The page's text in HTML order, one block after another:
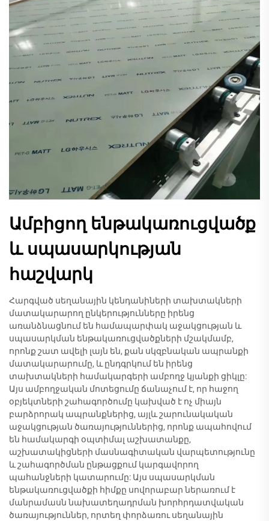
Ամբիցող ենթակառուցվածք
և սպասարկության
հաշվարկ
Հարգված սեղանային կենդանիների տախտակների
մատակարարող ընկերությունները իրենց
առանձնացնում են համապարփակ աջակցության և
սպասարկման ենթակառուցվածքների մշակմամբ,
որոնք շատ ավելի լայն են, քան սկզբնական ապրանքի
մատակարարումը, և ընդգրկում են իրենց
տախտակների համակարգերի ամբողջ կյանքի ցիկլը:
Այս ամբողջական մոտեցումը ճանաչում է, որ հաջող
օբյեկտների շահագործումը կախված է ոչ միայն
բարձրորակ ապրանքներից, այլև շարունակական
աջակցության ծառայություններից, որոնք ապահովում
են համակարգի օպտիմալ աշխատանքը,
աշխատակիցների մասնագիտական վարպետությունը
և շահագործման ընթացքում կարգավորող
պահանջների կատարումը: Այս սպասարկման
ենթակառուցվածքի հիմքը սովորաբար ներառում է
մանրամասն նախատեղադրման խորհրդատվական
ծառայություններ, որտեղ փորձառու սեղանային